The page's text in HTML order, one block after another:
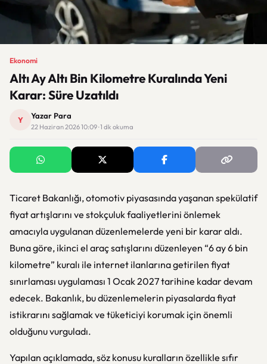
Ekonomi
Altı Ay Altı Bin Kilometre Kuralında Yeni
Karar: Süre Uzatıldı
Y Yazar Para
22 Haziran 2026 10:09 · 1 dk okuma
Ticaret Bakanlığı, otomotiv piyasasında yaşanan spekülatif
fiyat artışlarını ve stokçuluk faaliyetlerini önlemek
amacıyla uygulanan düzenlemelerde yeni bir karar aldı.
Buna göre, ikinci el araç satışlarını düzenleyen “6 ay 6 bin
kilometre” kuralı ile internet ilanlarına getirilen fiyat
sınırlaması uygulaması 1 Ocak 2027 tarihine kadar devam
edecek. Bakanlık, bu düzenlemelerin piyasalarda fiyat
istikrarını sağlamak ve tüketiciyi korumak için önemli
olduğunu vurguladı.
Yapılan açıklamada, söz konusu kuralların özellikle sıfır